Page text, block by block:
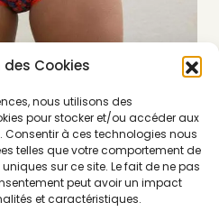
Cookies
nous utilisons des
pour stocker et/ou accéder aux
à ces technologies nous
telles que votre comportement de
sur ce site. Le fait de ne pas
peut avoir un impact
et caractéristiques.
des culottes
confectionnées en
certifiéesStandard 100 by
politique de prix juste,